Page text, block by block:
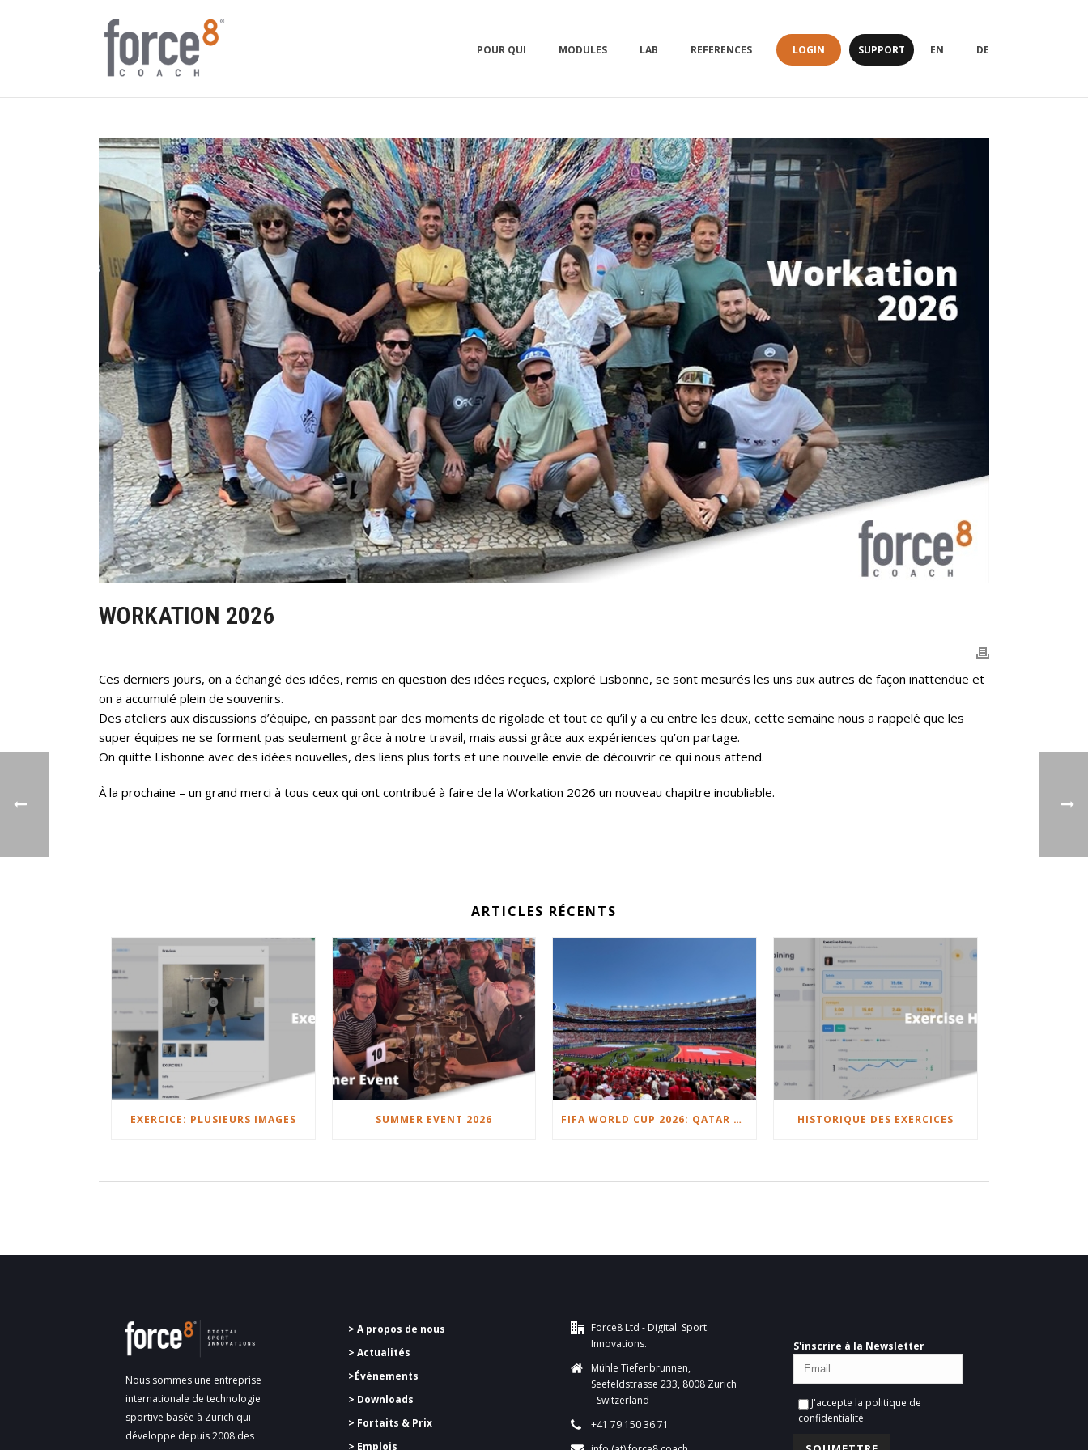
POUR QUI MODULES LAB REFERENCES LOGIN SUPPORT EN DE
WORKATION 2026
Ces derniers jours, on a échangé des idées, remis en question des idées reçues, exploré Lisbonne, se sont mesurés les uns aux autres de façon inattendue et
on a accumulé plein de souvenirs.
Des ateliers aux discussions d’équipe, en passant par des moments de rigolade et tout ce qu’il y a eu entre les deux, cette semaine nous a rappelé que les
super équipes ne se forment pas seulement grâce à notre travail, mais aussi grâce aux expériences qu’on partage.
On quitte Lisbonne avec des idées nouvelles, des liens plus forts et une nouvelle envie de découvrir ce qui nous attend.
À la prochaine – un grand merci à tous ceux qui ont contribué à faire de la Workation 2026 un nouveau chapitre inoubliable.
ARTICLES RÉCENTS
EXERCICE: PLUSIEURS IMAGES SUMMER EVENT 2026 FIFA WORLD CUP 2026: QATAR VS. SWITZERLAND HISTORIQUE DES EXERCICES
Nous sommes une entreprise
internationale de technologie
sportive basée à Zurich qui
développe depuis 2008 des
> A propos de nous
> Actualités
>Événements
> Downloads
> Fortaits & Prix
> Emplois
Force8 Ltd - Digital. Sport.
Innovations.
Mühle Tiefenbrunnen,
Seefeldstrasse 233, 8008 Zurich
- Switzerland
+41 79 150 36 71
S'inscrire à la Newsletter
J'accepte la politique de
confidentialité